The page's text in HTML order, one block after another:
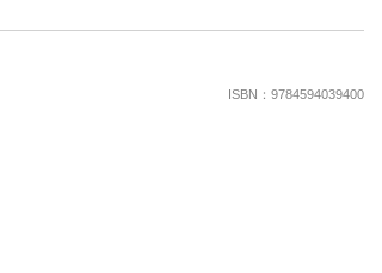
ISBN：9784594039400